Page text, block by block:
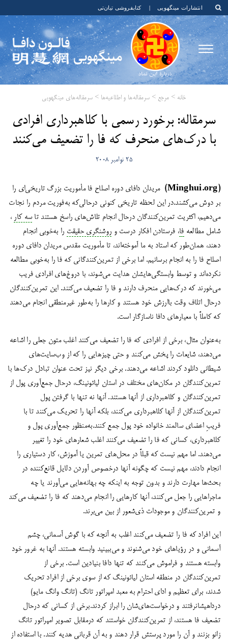
انتشارات مینگهویی | کتابفروشی تیان‌تی
خانه > مرجع > سرمقاله‌ها و اطلاعیه‌ها > سرمقاله‌های مینگهویی
​سرمقاله: برخورد رسمی با کلاهبرداری افرادی
با درک‌های منحرف که فا را تضعیف می‌کنند
25 نوامبر 2008
(Minghui.org)
مریدان دافای دوره اصلاح فا مأموریت بزرگ تاریخی‌ای را
بر دوش می‌کشند.در این لحظه تاریخی کنونی در‌حالی‌که به‌فوریت مردم را نجات
می‌دهیم، اکثریت تمرین‌کنندگان درحال انجام تلاش‌های راسخ هستند تاسه کار ،
شامل مطالعه فا، فرستادن افکار درست و روشنگری حقیقت را به‌خوبی انجام
دهند، همان‌طور که استاد به ما آموخته‌اند، تا مأموریت مقدس مریدان دافای دوره
اصلاح فا را به انجام برسانیم. اما برخی از تمرین‌کنندگانی که فا را به‌خوبی مطالعه
نکرده‌اند و توسط وابستگی‌هایشان هدایت می‌شوند، با دروغ‌های افرادی فریب
می‌خورند که درک‌هایی منحرف دارند و فا را تضعیف می‌کنند. این تمرین‌کنندگان
درحال اتلاف وقت باارزش خود هستند و کارها را به‌طور غیر‌منطقی انجام می‌دهند
که کاملاً با معیارهای دافا ناسازگار است.
به‌عنوان مثال، برخی از افرادی که فا را تضعیف می‌کنند اغلب متون جعلی را اشاعه
می‌دهند، شایعات را پخش می‌کنند و حتی چیزهایی را که از وب‌سایت‌های
شیطانی دانلود کردند اشاعه می‌دهند. برخی دیگر نیز تحت عنوان تبادل درک‌ها با
تمرین‌کنندگان در مکان‌های مختلف در استان لیائونینگ، درحال جمع‌آوری پول از
تمرین‌کنندگان و کلاهبرداری از آنها هستند. آنها نه تنها با گرفتن پول
تمرین‌کنندگان از آنها کلاهبرداری می‌کنند، بلکه آنها را تحریک می‌کنند تا با
فریبِ اعضای سالمند خانواده خود پول جمع کنند.به‌منظور جمع‌آوری پول و
کلاهبرداری، کسانی که فا را تضعیف می‌کنند اغلب شعارهای خود را تغییر
می‌دهند. اما مهم نیست که قبلاً در محل‌های تمرین یا آموزش، کار دستیاری را
انجام دادند، مهم نیست که چگونه آنها درخصوص آوردن دلایل قانع‌کننده در
بحث‌ها مهارت دارند و بدون توجه به اینکه چه بهانه‌هایی می‌آورند یا چه
ماجراهایی را جعل می‌کنند، آنها کارهایی را انجام می‌دهند که فا را تضعیف می‌کند
و تمرین‌کنندگان و موجودات ذی‌شعور از بین می‌برند.
این افراد که فا را تضعیف می‌کنند اغلب به آنچه که با گوش آسمانی، چشم
آسمانی و در رؤیاهای خود می‌شنوند و می‌ببینید وابسته هستند. آنها به غرور خود
وابسته هستند و فراموش می‌کنند که تنها دافا بنیادین است. برخی از
تمرین‌کنندگان در منطقه استان لیائونینگ که از سوی برخی از افراد تحریک
شدند، برای تعظیم و ادای احترام به معبد امپراتور تانگ (تانگ وانگ مایو)
درداهیشانرفتند و درخواست‌های‌شان را ابراز کردند.برخی از کسانی که در‌حال
تضعیف فا هستند، از تمرین‌کنندگان خواستند که درمقابل تصویر امپراتور تانگ
زانو بزنند و آن را مورد پرستش قرار دهند و به آن قربانی هدیه کنند. با استفاده از